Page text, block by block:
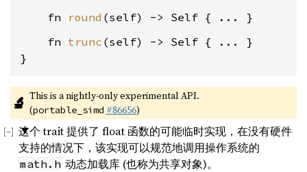
    fn
round
    fn
trunc (self) -> Self { ... }
}
🔬 This is a nightly-only experimental API.
(portable_simd #86656)
这个 trait 提供了 float 函数的可能临时实现，在没有硬件
支持的情况下，该实现可以规范地调用操作系统的
math.h 动态加载库 (也称为共享对象)。